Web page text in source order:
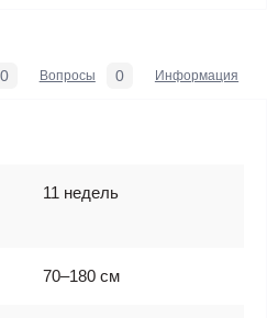
0 Вопросы 0 Информация
11 недель
70–180 см